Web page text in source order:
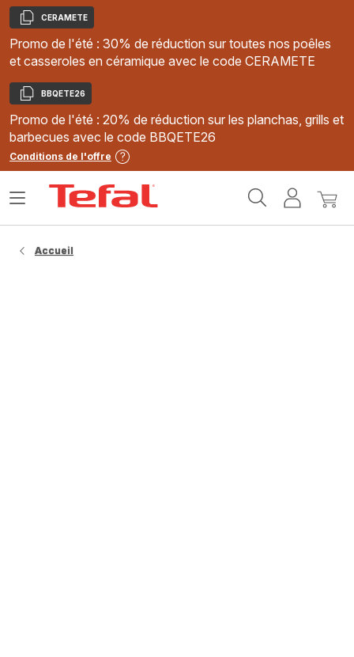
Copier
CERAMETE
Promo de l'été : 30% de réduction sur toutes nos poêles
et casseroles en céramique avec le code CERAMETE
Copier
BBQETE26
Promo de l'été : 20% de réduction sur les planchas, grills et
barbecues avec le code BBQETE26
Conditions de l'offre
MonMon
Ouvrir
Accueil